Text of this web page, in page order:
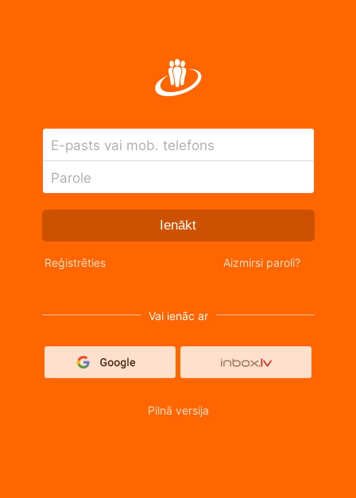
E-pasts vai mob. telefons
Parole
Ienākt
Reģistrēties Aizmirsi paroli?
Vai ienāc ar
Pilnā versija